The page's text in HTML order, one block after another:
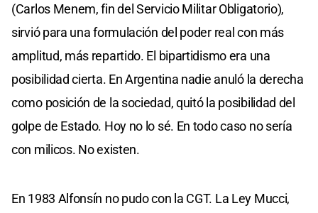
(Carlos Menem, fin del Servicio Militar Obligatorio),
sirvió para una formulación del poder real con más
amplitud, más repartido. El bipartidismo era una
posibilidad cierta. En Argentina nadie anuló la derecha
como posición de la sociedad, quitó la posibilidad del
golpe de Estado. Hoy no lo sé. En todo caso no sería
con milicos. No existen.
En 1983 Alfonsín no pudo con la CGT. La Ley Mucci,